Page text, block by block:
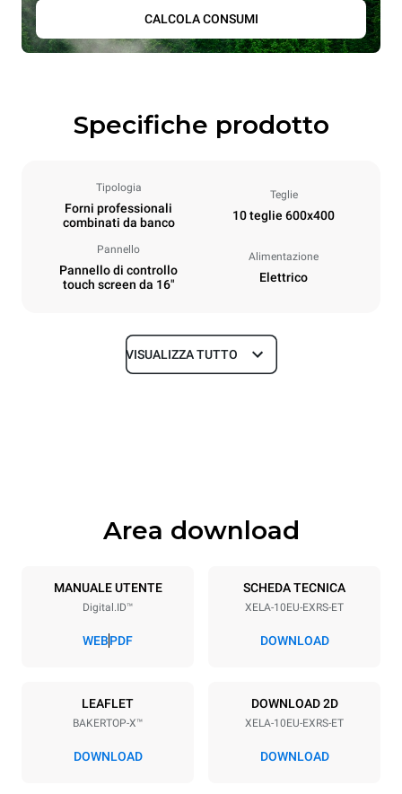
CALCOLA CONSUMI
Specifiche prodotto
Tipologia
Forni professionali
combinati da banco
Teglie
10 teglie 600x400
Pannello
Pannello di controllo
touch screen da 16"
Alimentazione
Elettrico
Dimensioni
Specifiche teglia
10 600x400
Passo teglie
380-415V 3N~ / 220-240V
3~
21 kW
VISUALIZZA TUTTO
Area download
MANUALE UTENTE
Digital.ID™
WEBPDF
SCHEDA TECNICA
XELA-10EU-EXRS-ET
DOWNLOAD
LEAFLET
BAKERTOP-X™
DOWNLOAD
DOWNLOAD 2D
XELA-10EU-EXRS-ET
DOWNLOAD